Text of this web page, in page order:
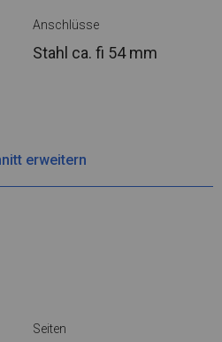
Anschlüsse
Stahl ca. fi 54 mm
erweitern
Seiten